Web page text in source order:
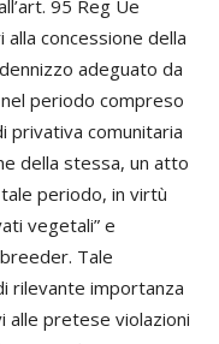
95 Reg Ue
concessione della
adeguato da
periodo compreso
privativa comunitaria
della stessa, un atto
periodo, in virtù
vegetali” e
Tale
rilevante importanza
alle pretese violazioni